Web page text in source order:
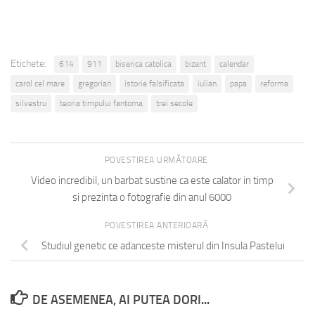
Etichete: 614 911 biserica catolica bizant
calendar
carol cel mare
gregorian istorie falsificata iulian papa
reforma
silvestru
teoria timpului fantoma trei secole
POVESTIREA URMĂTOARE
Video incredibil, un barbat sustine ca este calator in timp
si prezinta o fotografie din anul 6000
POVESTIREA ANTERIOARĂ
Studiul genetic ce adanceste misterul din Insula Pastelui
DE ASEMENEA, AI PUTEA DORI...